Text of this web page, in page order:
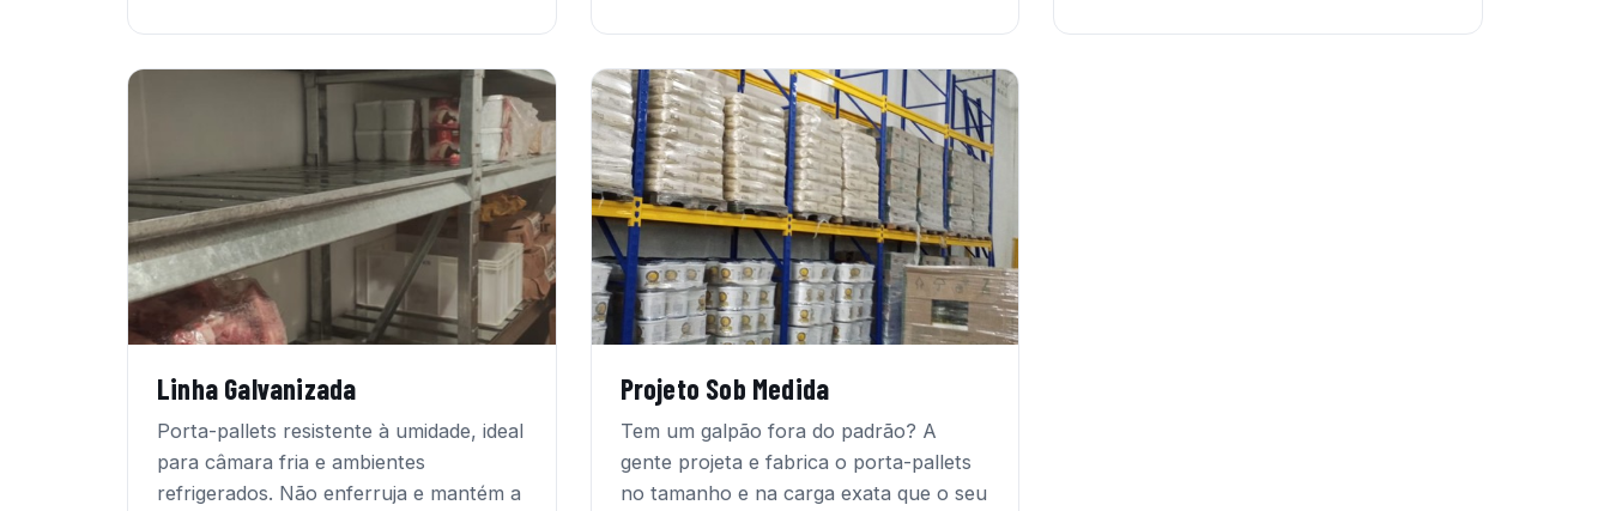
Linha Galvanizada
Porta-pallets resistente à umidade, ideal
para câmara fria e ambientes
refrigerados. Não enferruja e mantém a
Projeto Sob Medida
Tem um galpão fora do padrão? A
gente projeta e fabrica o porta-pallets
no tamanho e na carga exata que o seu